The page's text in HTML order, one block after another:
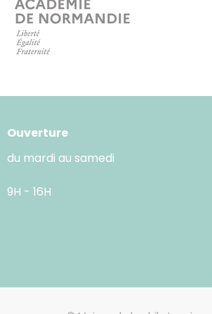
Ouverture
du mardi au samedi
9H - 16H